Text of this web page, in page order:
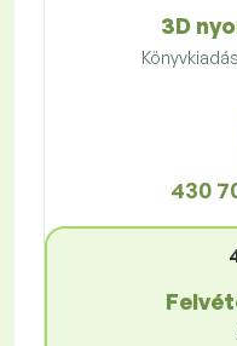
3D
430